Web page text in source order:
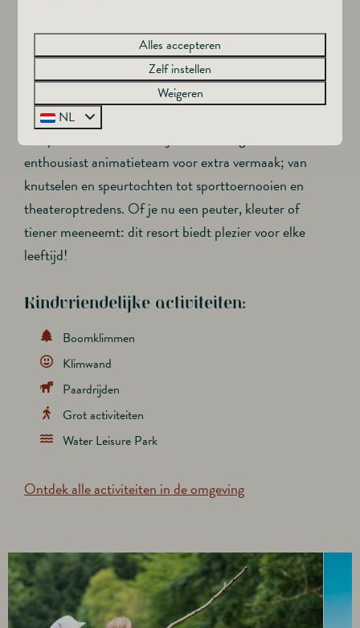
een vakantie in de Ardennen met kinderen. De ruime
en veilige opzet van het park geeft kinderen alle ruimte
om te spelen en te ontdekken. Met faciliteiten zoals
een vlindertuin en buitenspeeltuinen beleven kinderen
enthousiast animatieteam voor extra vermaak; van
knutselen en speurtochten tot sporttoernooien en
theateroptredens. Of je nu een peuter, kleuter of
tiener meeneemt: dit resort biedt plezier voor elke
leeftijd!
Kindvriendelijke activiteiten:
Boomklimmen
Klimwand
Paardrijden
Grot activiteiten
Water Leisure Park
Ontdek alle activiteiten in de omgeving
Alles accepteren
Zelf instellen
Weigeren
NL